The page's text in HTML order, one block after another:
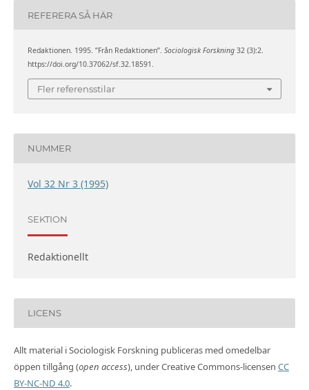
REFERERA SÅ HÄR
Redaktionen. 1995. ”Från Redaktionen”. Sociologisk Forskning32 (3):2.
https://doi.org/10.37062/sf.32.18591.
Fler referensstilar
NUMMER
Vol 32 Nr 3 (1995)
SEKTION
Redaktionellt
LICENS
Allt material i Sociologisk Forskning publiceras med omedelbar
öppen tillgång (open access), under Creative Commons-licensen CC
BY-NC-ND 4.0.